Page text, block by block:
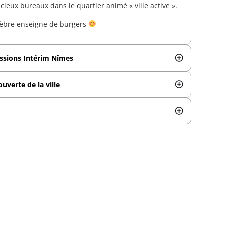
bureaux dans le quartier animé « ville active ».
enseigne de burgers
Intérim Nîmes
de la ville